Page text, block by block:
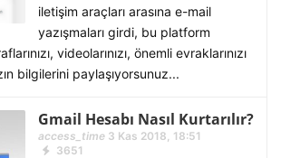
iletişim araçları arasına e-mail
yazışmaları girdi, bu platform
videolarınızı, önemli evraklarınızı
bilgilerini paylaşıyorsunuz...
Gmail Hesabı Nasıl Kurtarılır?
access_time3 Kas 2018, 18:51
3651